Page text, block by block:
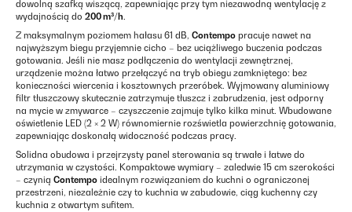
dowolną szafką wiszącą, zapewniając przy tym niezawodną wentylację z
wydajnością do 200 m³/h.
Z maksymalnym poziomem hałasu 61 dB, Contempo pracuje nawet na
najwyższym biegu przyjemnie cicho – bez uciążliwego buczenia podczas
gotowania. Jeśli nie masz podłączenia do wentylacji zewnętrznej,
urządzenie można łatwo przełączyć na tryb obiegu zamkniętego: bez
konieczności wiercenia i kosztownych przeróbek. Wyjmowany aluminiowy
filtr tłuszczowy skutecznie zatrzymuje tłuszcz i zabrudzenia, jest odporny
na mycie w zmywarce – czyszczenie zajmuje tylko kilka minut. Wbudowane
oświetlenie LED (2 × 2 W) równomiernie rozświetla powierzchnię gotowania,
zapewniając doskonałą widoczność podczas pracy.
Solidna obudowa i przejrzysty panel sterowania są trwałe i łatwe do
utrzymania w czystości. Kompaktowe wymiary – zaledwie 15 cm szerokości
– czynią Contempo idealnym rozwiązaniem do kuchni o ograniczonej
przestrzeni, niezależnie czy to kuchnia w zabudowie, ciąg kuchenny czy
kuchnia z otwartym sufitem.